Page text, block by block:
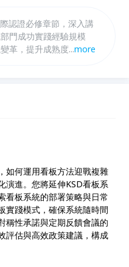
認證必修章節，深入講
門成功實踐經驗規模
革，提升成熟度與競爭
...more
如何運用看板方法迎戰複雜
演進。您將延伸KSD看板系
看板系統的部署策略與日常
實踐模式，確保系統隨時間
稱性承諾與定期反饋會議的
評估與高效政策建議，構成